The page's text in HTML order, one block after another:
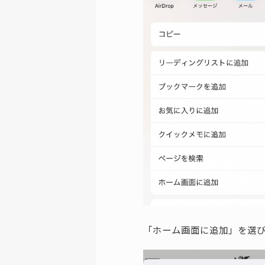
「ホーム画面に追加」を選